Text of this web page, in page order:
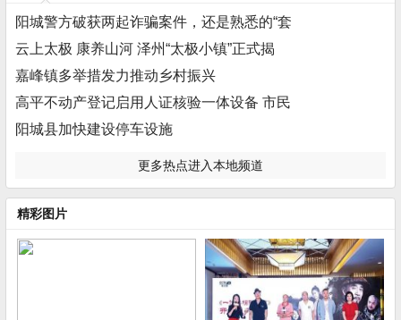
阳城警方破获两起诈骗案件，还是熟悉的“套
云上太极 康养山河 泽州“太极小镇”正式揭
嘉峰镇多举措发力推动乡村振兴
高平不动产登记启用人证核验一体设备 市民
阳城县加快建设停车设施
更多热点进入本地频道
精彩图片